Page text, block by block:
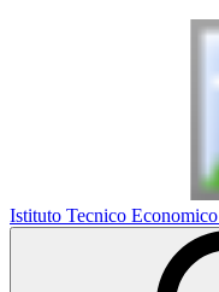
Istituto Tecnico Economico